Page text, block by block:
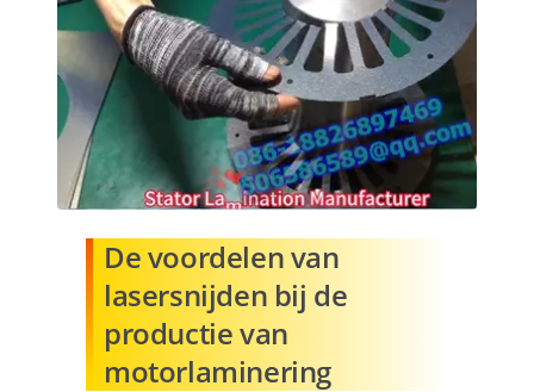
De voordelen van
lasersnijden bij de
productie van
motorlaminering